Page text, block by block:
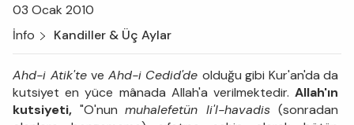
03 Ocak 2010
İnfo
Kandiller & Üç Aylar
Ahd-i Atik'te ve Ahd-i Cedid'de olduğu gibi Kur'an'da da
kutsiyet en yüce mânada Allah'a verilmektedir. Allah'ın
kutsiyeti, "O'nun muhalefetün li'l-havadis (sonradan